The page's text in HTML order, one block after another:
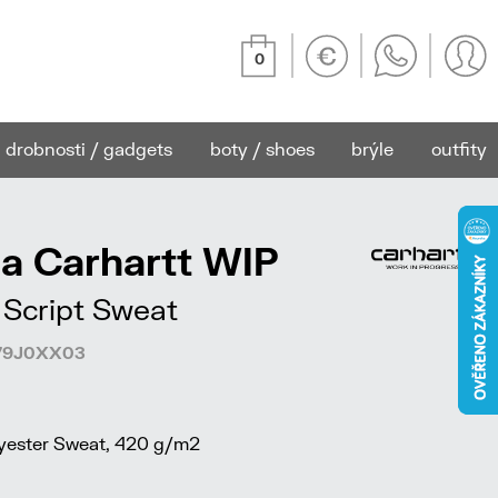
0
drobnosti / gadgets boty / shoes brýle outfity
Carhartt WIP
Sweat
Sweat, 420 g/m2